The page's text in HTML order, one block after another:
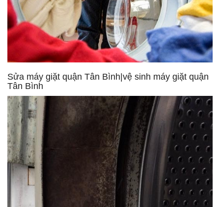
Sửa máy giặt quận Tân Bình|vệ sinh máy giặt quận
Tân Bình